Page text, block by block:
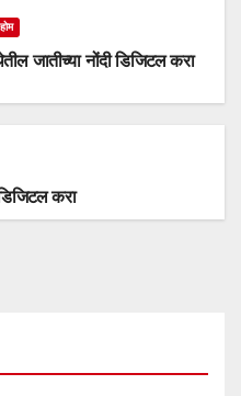
होम
जातीच्या नोंदी डिजिटल करा
करा